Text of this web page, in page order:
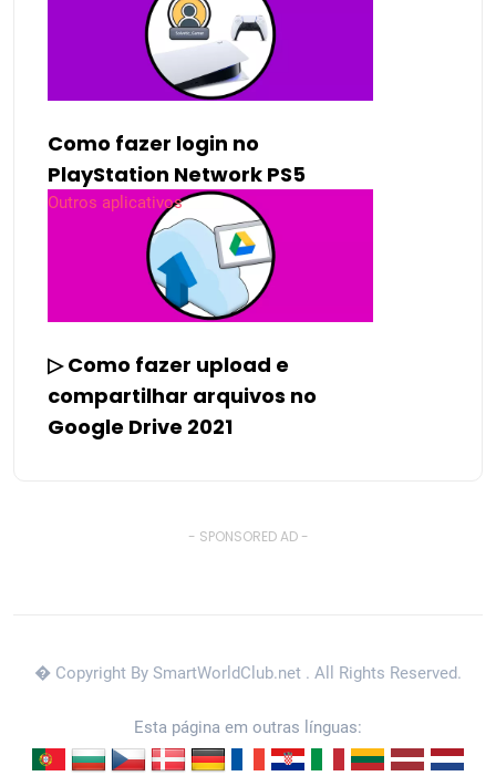
Como fazer login no
PlayStation Network PS5
Outros aplicativos
▷ Como fazer upload e
compartilhar arquivos no
Google Drive 2021
- SPONSORED AD -
� Copyright By SmartWorldClub.net . All Rights Reserved.
Esta página em outras línguas: